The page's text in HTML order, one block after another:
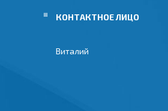
Виталий